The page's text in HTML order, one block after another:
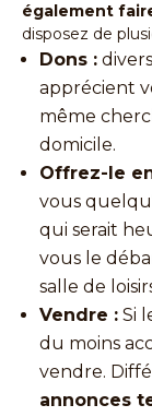
également
disposez de
Dons :
apprécient
même
domicile.
Offrez-le
vous
qui serait
vous le
salle de
Vendre : Si
du moins
vendre.
annonces